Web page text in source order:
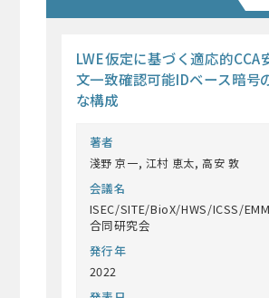
LWE仮定に基づく適応的CCA
文一致確認可能IDベース暗号
な構成
著者
淺野 京一, 江村 恵太, 高安 敦
会議名
ISEC/SITE/BioX/HWS/ICSS/
合同研究会
発行年
2022